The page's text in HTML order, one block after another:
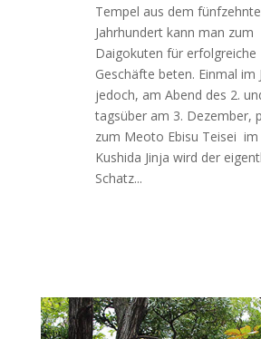
Tempel aus dem
Jahrhundert kann man zum
Daigokuten für erfolgreiche
Geschäfte beten. Einmal im
jedoch, am Abend des 2.
tagsüber am 3. Dezember,
zum Meoto Ebisu Teisei im
Kushida Jinja wird der
Schatz...